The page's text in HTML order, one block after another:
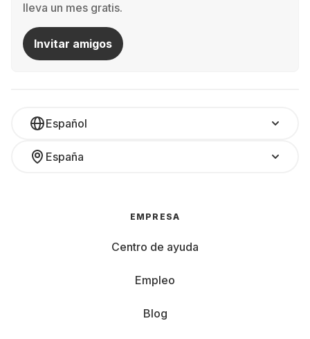
lleva un mes gratis.
Invitar amigos
Español
España
EMPRESA
Centro de ayuda
Empleo
Blog